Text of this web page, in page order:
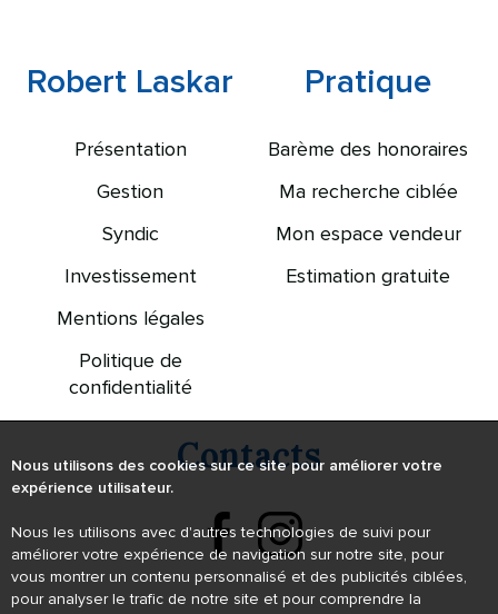
Robert Laskar
Présentation
Gestion
Syndic
Investissement
Mentions légales
Politique de
confidentialité
Pratique
Barème des honoraires
Ma recherche ciblée
Mon espace vendeur
Estimation gratuite
Contacts
Nous utilisons des cookies sur ce site pour améliorer votre
expérience utilisateur.
Nous les utilisons avec d'autres technologies de suivi pour
améliorer votre expérience de navigation sur notre site, pour
vous montrer un contenu personnalisé et des publicités ciblées,
pour analyser le trafic de notre site et pour comprendre la